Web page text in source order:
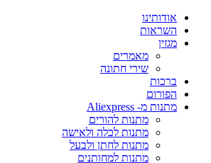
אודותינו
השראות
מגזין
מאמרים
שירי חתונה
ברכות
הפורום
מתנות מ- Aliexpress
מתנות להורים
מתנות לכלה ולאישה
מתנות לחתן ולבעל
מתנות למחותנים